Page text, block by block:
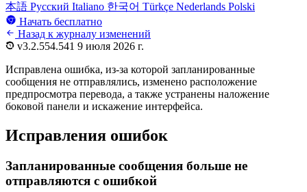
本語 Русский Italiano 한국어 Türkçe Nederlands Polski
Начать бесплатно
Назад к журналу изменений
v3.2.554.541 9 июля 2026 г.
Исправлена ошибка, из-за которой запланированные
сообщения не отправлялись, изменено расположение
предпросмотра перевода, а также устранены наложение
боковой панели и искажение интерфейса.
Исправления ошибок
Запланированные сообщения больше не
отправляются с ошибкой